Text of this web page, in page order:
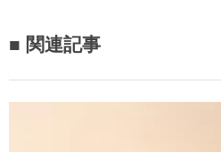
■ 関連記事